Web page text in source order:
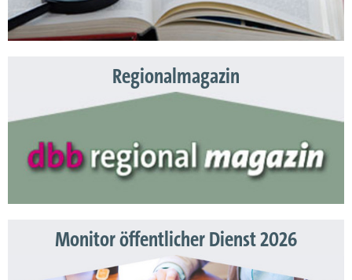
Regionalmagazin
Monitor öffentlicher Dienst 2026